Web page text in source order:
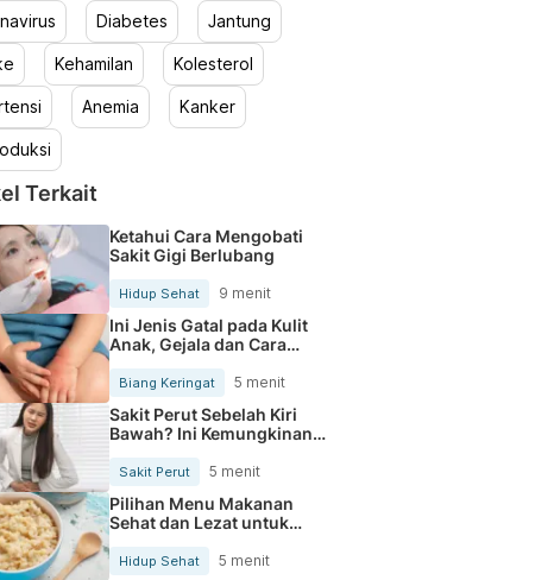
Diabetes Jantung
Kehamilan Kolesterol
Anemia Kanker
Terkait
Ketahui Cara Mengobati
Sakit Gigi Berlubang
Hidup Sehat 9 menit
Ini Jenis Gatal pada Kulit
Anak, Gejala dan Cara
Mengobatinya
Biang Keringat 5 menit
Sakit Perut Sebelah Kiri
Bawah? Ini Kemungkinan
Sakit Perut 5 menit
Pilihan Menu Makanan
Sehat dan Lezat untuk
Mengurangi Kolesterol
Hidup Sehat 5 menit